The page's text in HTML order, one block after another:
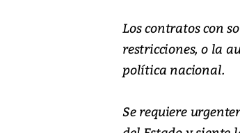
Los contratos con
restricciones, o la
política nacional.
Se requiere